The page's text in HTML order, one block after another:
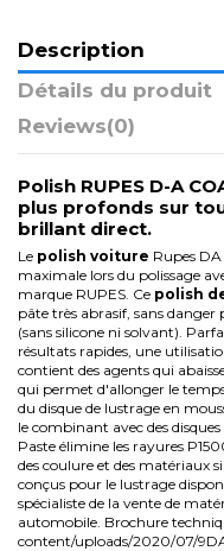
Description
Détails du produit
Reviews(0)
Polish RUPES D-A
plus profonds sur
brillant direct.
Le polish voiture Rupes
maximale lors du polissage
marque RUPES . Ce polish
pâte très abrasif, sans
(sans silicone ni solvant).
résultats rapides, une
contient des agents qui
qui permet d'allonger le
du disque de lustrage en
le combinant avec des
Paste élimine les rayures
des coulure et des matériaux
conçus pour le lustrage
spécialiste de la vente de
automobile Brochure
content/uploads/2020/07/